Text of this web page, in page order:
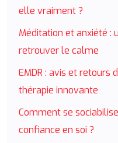
elle vraiment ?
Méditation et anxiété :
retrouver le calme
EMDR : avis et retours
thérapie innovante
Comment se
confiance en soi ?